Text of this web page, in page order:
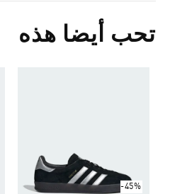
تحب أيضا هذه
-45%